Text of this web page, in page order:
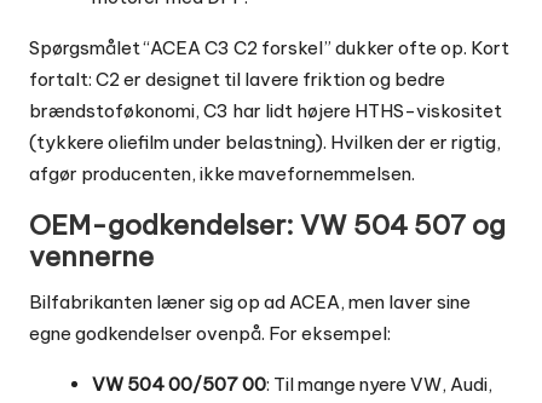
Spørgsmålet “ACEA C3 C2 forskel” dukker ofte op. Kort
fortalt: C2 er designet til lavere friktion og bedre
brændstoføkonomi, C3 har lidt højere HTHS-viskositet
(tykkere oliefilm under belastning). Hvilken der er rigtig,
afgør producenten, ikke mavefornemmelsen.
OEM-godkendelser: VW 504 507 og
vennerne
Bilfabrikanten læner sig op ad ACEA, men laver sine
egne godkendelser ovenpå. For eksempel:
VW 504 00/507 00: Til mange nyere VW, Audi,